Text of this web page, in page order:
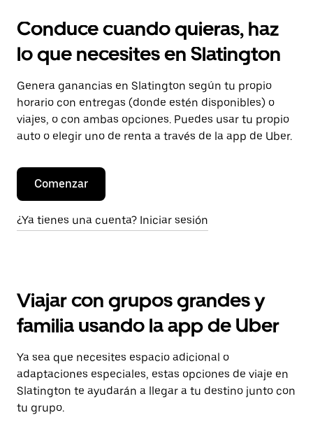
Conduce cuando quieras, haz
lo que necesites en Slatington
Genera ganancias en Slatington según tu propio
horario con entregas (donde estén disponibles) o
viajes, o con ambas opciones. Puedes usar tu propio
auto o elegir uno de renta a través de la app de Uber.
Comenzar
¿Ya tienes una cuenta? Iniciar sesión
Viajar con grupos grandes y
familia usando la app de Uber
Ya sea que necesites espacio adicional o
adaptaciones especiales, estas opciones de viaje en
Slatington te ayudarán a llegar a tu destino junto con
tu grupo.